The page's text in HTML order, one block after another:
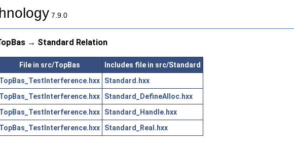
7.9.0
→ Standard Relation
File in src/TopBas
Includes file in src/Standard
TopBas_TestInterference.hxx
Standard.hxx
TopBas_TestInterference.hxx
Standard_DefineAlloc.hxx
TopBas_TestInterference.hxx
Standard_Handle.hxx
TopBas_TestInterference.hxx
Standard_Real.hxx